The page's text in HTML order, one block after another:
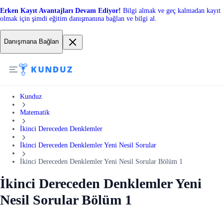
Erken Kayıt Avantajları Devam Ediyor! Bilgi almak ve geç kalmadan kayıt
olmak için şimdi eğitim danışmanına bağlan ve bilgi al.
Danışmana Bağlan
Kunduz
Matematik
İkinci Dereceden Denklemler
İkinci Dereceden Denklemler Yeni Nesil Sorular
İkinci Dereceden Denklemler Yeni Nesil Sorular Bölüm 1
İkinci Dereceden Denklemler Yeni
Nesil Sorular Bölüm 1